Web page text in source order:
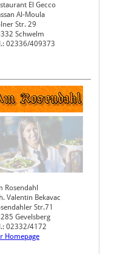
El Gecco
Al-Moula
Str. 29
Schwelm
02336/409373
Rosendahl
Valentin Bekavac
Str.71
Gevelsberg
02332/4172
Homepage